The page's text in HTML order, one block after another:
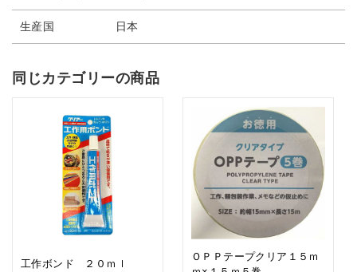
生産国 日本
同じカテゴリーの商品
工作ボンド ２０ｍｌ
ＯＰＰテープクリア１５ｍ